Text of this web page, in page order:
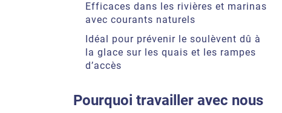
Efficaces dans les rivières et marinas
avec courants naturels
Idéal pour prévenir le soulèvent dû à
la glace sur les quais et les rampes
d’accès
Pourquoi travailler avec nous